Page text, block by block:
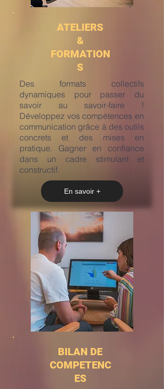
ATELIERS
&
FORMATION
S
​Des formats collectifs
dynamiques pour passer du
savoir au savoir-faire !
Développez vos compétences en
communication grâce à des outils
concrets et des mises en
pratique. Gagner en confiance
dans un cadre stimulant et
constructif.
En savoir +
BILAN DE
COMPETENC
ES